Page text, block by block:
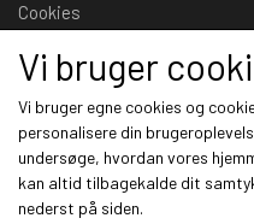
Cookies
Kunde login
Sociale medier
Vi bruger
Vi bruger egne cookies og
personalisere din
undersøge, hvordan vores
kan altid tilbagekalde dit
nederst på siden.